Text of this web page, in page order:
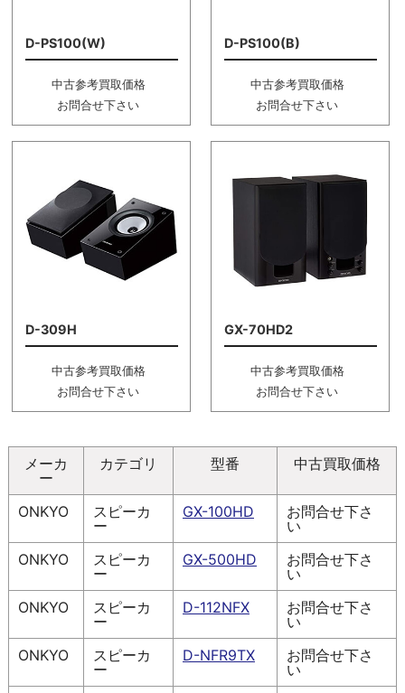
D-PS100(W)
中古参考買取価格
お問合せ下さい
D-PS100(B)
中古参考買取価格
お問合せ下さい
D-309H
中古参考買取価格
お問合せ下さい
GX-70HD2
中古参考買取価格
お問合せ下さい
メーカ
ー
カテゴリ 型番 中古買取価格
ONKYO
スピーカ
ー
GX-100HD
お問合せ下さ
い
ONKYO
スピーカ
ー
GX-500HD
お問合せ下さ
い
ONKYO
スピーカ
ー
D-112NFX
お問合せ下さ
い
ONKYO
スピーカ
ー
D-NFR9TX
お問合せ下さ
い